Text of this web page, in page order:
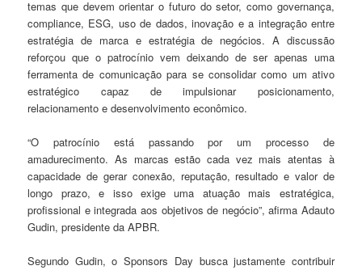
temas que devem orientar o futuro do setor, como governança,
compliance, ESG, uso de dados, inovação e a integração entre
estratégia de marca e estratégia de negócios. A discussão
reforçou que o patrocínio vem deixando de ser apenas uma
ferramenta de comunicação para se consolidar como um ativo
estratégico capaz de impulsionar posicionamento,
relacionamento e desenvolvimento econômico.
“O patrocínio está passando por um processo de
amadurecimento. As marcas estão cada vez mais atentas à
capacidade de gerar conexão, reputação, resultado e valor de
longo prazo, e isso exige uma atuação mais estratégica,
profissional e integrada aos objetivos de negócio”, afirma Adauto
Gudin, presidente da APBR.
Segundo Gudin, o Sponsors Day busca justamente contribuir